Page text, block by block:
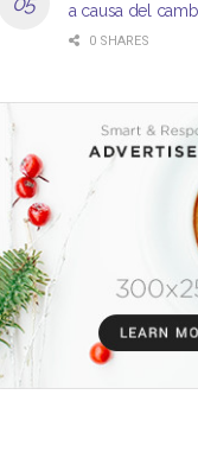
a causa del
0 SHARES